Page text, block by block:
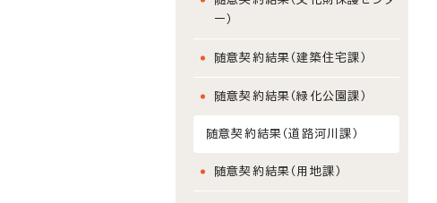
ー）
随意契約結果（建築住宅課）
随意契約結果（緑化公園課）
随意契約結果（道路河川課）
随意契約結果（用地課）